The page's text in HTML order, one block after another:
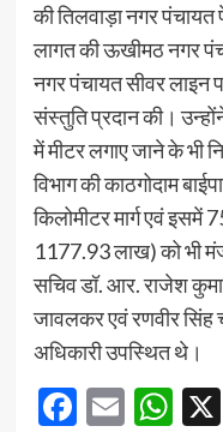
की तिलवाड़ा नगर
लागत की ऊखीमठ नगर
नगर पंचायत सीवर लाइन
संस्तुति प्रदान की।
में मीटर लगाए जाने के भी
विभाग की काठगोदाम
किलोमीटर मार्ग एवं इसमें
1177.93 लाख) को भी
सचिव डॉ. आर. राजेश
जावलकर एवं रणवीर सिंह
अधिकारी उपस्थित थे।
Email